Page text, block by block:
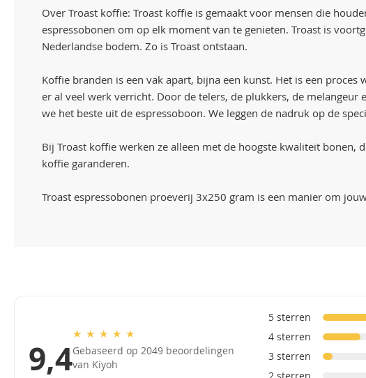
Over Troast koffie: Troast koffie is gemaakt voor mensen die
espressobonen om op elk moment van te genieten. Troast is
Nederlandse bodem. Zo is Troast ontstaan.
Koffie branden is een vak apart, bijna een kunst. Het is een
er al veel werk verricht. Door de telers, de plukkers, de
we het beste uit de espressoboon. We leggen de nadruk op de
Bij Troast koffie werken ze alleen met de hoogste kwaliteit
koffie garanderen.
Troast espressobonen proeverij 3x250 gram is een manier om
9,4
★ ★ ★ ★ ★
Gebaseerd op 2049 beoordelingen
van Kiyoh
5 sterren
4 sterren
3 sterren